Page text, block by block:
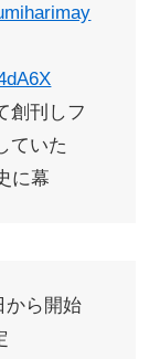
創刊しフ
ていた
に幕
から開始